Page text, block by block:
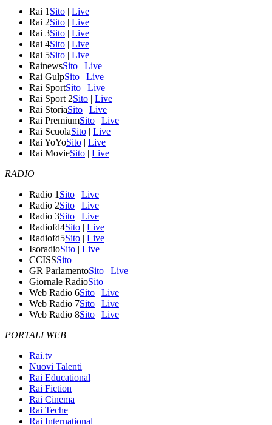
Rai 1 Sito | Live
Rai 2Sito | Live
Rai 3Sito | Live
Rai 4Sito | Live
Rai 5Sito | Live
RainewsSito | Live
Rai GulpSito | Live
Rai SportSito | Live
Rai Sport 2Sito | Live
Rai StoriaSito | Live
Rai PremiumSito | Live
Rai ScuolaSito | Live
Rai YoYoSito | Live
Rai MovieSito | Live
RADIO
Radio 1 Sito | Live
Radio 2Sito | Live
Radio 3Sito | Live
Radiofd4Sito | Live
Radiofd5Sito | Live
IsoradioSito | Live
CCISSSito
GR ParlamentoSito | Live
Giornale RadioSito
Web Radio 6Sito | Live
Web Radio 7Sito | Live
Web Radio 8Sito | Live
PORTALI WEB
Rai.tv
Nuovi Talenti
Rai Educational
Rai Fiction
Rai Cinema
Rai Teche
Rai International